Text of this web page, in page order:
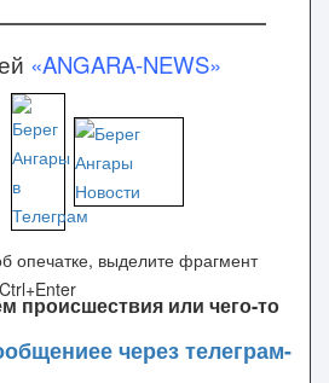
«ANGARA-NEWS»
происшествия или чего-то
опечатке, выделите фрагмент